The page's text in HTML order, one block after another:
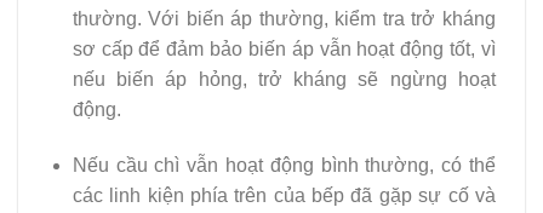
thường. Với biến áp thường, kiểm tra trở kháng
sơ cấp để đảm bảo biến áp vẫn hoạt động tốt, vì
nếu biến áp hỏng, trở kháng sẽ ngừng hoạt
động.
Nếu cầu chì vẫn hoạt động bình thường, có thể
các linh kiện phía trên của bếp đã gặp sự cố và